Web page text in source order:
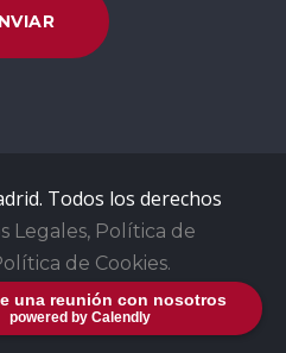
una reunión con nosotros
powered by Calendly
Todos los derechos
Legales, Política de
de Cookies.